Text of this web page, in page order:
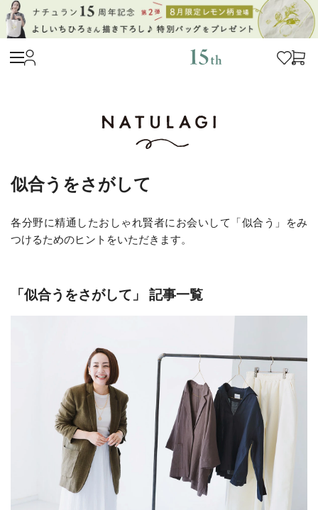
似合うをさがして
各分野に精通したおしゃれ賢者にお会いして「似合う」をみ
つけるためのヒントをいただきます。
「似合うをさがして」 記事一覧